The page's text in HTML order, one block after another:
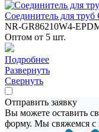
Соединитель для
NR-GR86210W4-
Оптом от 5 шт.
Подробнее
Развернуть
Свернуть
Отправить заявку
Вы можете оставить
форму. Мы свяжемся с